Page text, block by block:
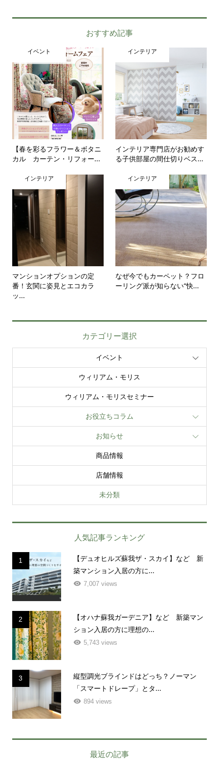
おすすめ記事
イベント
【春を彩るフラワー＆ボタニ
カル カーテン・リフォー...
インテリア
インテリア専門店がお勧めす
る子供部屋の間仕切りベス...
インテリア
マンションオプションの定
番！玄関に姿見とエコカラ
ッ...
インテリア
なぜ今でもカーペット？フロ
ーリング派が知らない“快...
カテゴリー選択
イベント
ウィリアム・モリス
ウィリアム・モリスセミナー
お役立ちコラム
お知らせ
商品情報
店舗情報
未分類
人気記事ランキング
1
【デュオヒルズ蘇我ザ・スカイ】など 新
築マンション入居の方に...
7,007 views
2
【オハナ蘇我ガーデニア】など 新築マン
ション入居の方に理想の...
5,743 views
3
縦型調光ブラインドはどっち？ノーマン
「スマートドレープ」とタ...
894 views
最近の記事